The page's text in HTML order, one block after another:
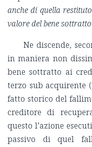
anche di quella
valore del bene
Ne discende,
in maniera non
bene sottratto ai
terzo sub acquirente
fatto storico del
creditore di
questo l’azione
passivo di quel